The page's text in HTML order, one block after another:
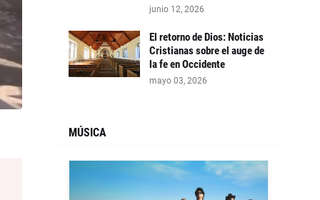
junio 12, 2026
El retorno de Dios: Noticias
Cristianas sobre el auge de
la fe en Occidente
mayo 03, 2026
MÚSICA